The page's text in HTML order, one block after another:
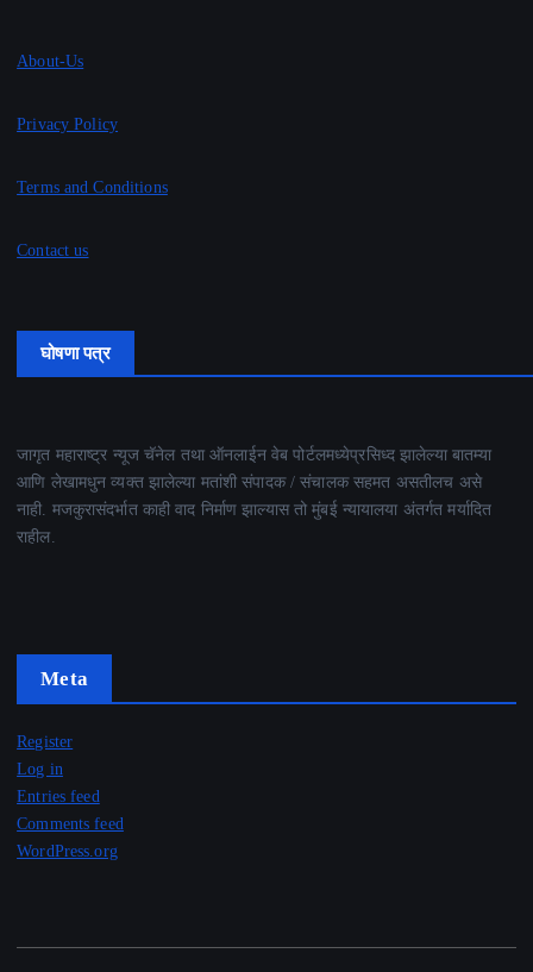
About-Us
Privacy Policy
Terms and Conditions
Contact us
घोषणा पत्र
जागृत महाराष्ट्र न्यूज चॅनेल तथा ऑनलाईन वेब पोर्टलमध्येप्रसिध्द झालेल्या बातम्या
आणि लेखामधुन व्यक्त झालेल्या मतांशी संपादक / संचालक सहमत असतीलच असे
नाही. मजकुरासंदर्भात काही वाद निर्माण झाल्यास तो मुंबई न्यायालया अंतर्गत मर्यादित
राहील.
Meta
Register
Log in
Entries feed
Comments feed
WordPress.org